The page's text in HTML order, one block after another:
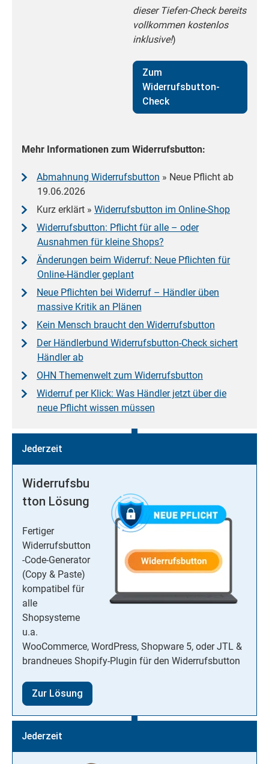
dieser Tiefen-Check bereits
vollkommen kostenlos
inklusive!)
Zum
Widerrufsbutton-
Check
Mehr Informationen zum Widerrufsbutton:
Abmahnung Widerrufsbutton » Neue Pflicht ab
19.06.2026
Kurz erklärt » Widerrufsbutton im Online-Shop
Widerrufsbutton: Pflicht für alle – oder
Ausnahmen für kleine Shops?
Änderungen beim Widerruf: Neue Pflichten für
Online-Händler geplant
Neue Pflichten bei Widerruf – Händler üben
massive Kritik an Plänen
Kein Mensch braucht den Widerrufsbutton
Der Händlerbund Widerrufsbutton-Check sichert
Händler ab
OHN Themenwelt zum Widerrufsbutton
Widerruf per Klick: Was Händler jetzt über die
neue Pflicht wissen müssen
Jederzeit
Widerrufsbu
tton Lösung
Fertiger
Widerrufsbutton
-Code-Generator
(Copy & Paste)
kompatibel für
alle
Shopsysteme
u.a.
WooCommerce, WordPress, Shopware 5, oder JTL &
brandneues Shopify-Plugin für den Widerrufsbutton
Zur Lösung
Jederzeit